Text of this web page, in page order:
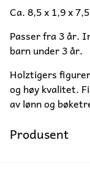
Ca. 8,5 x 1,9 x
Passer fra 3 år.
barn under 3 år.
Holztigers
og høy kvalitet.
av lønn og
Produsent